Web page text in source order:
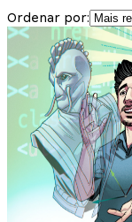
Ordenar por: